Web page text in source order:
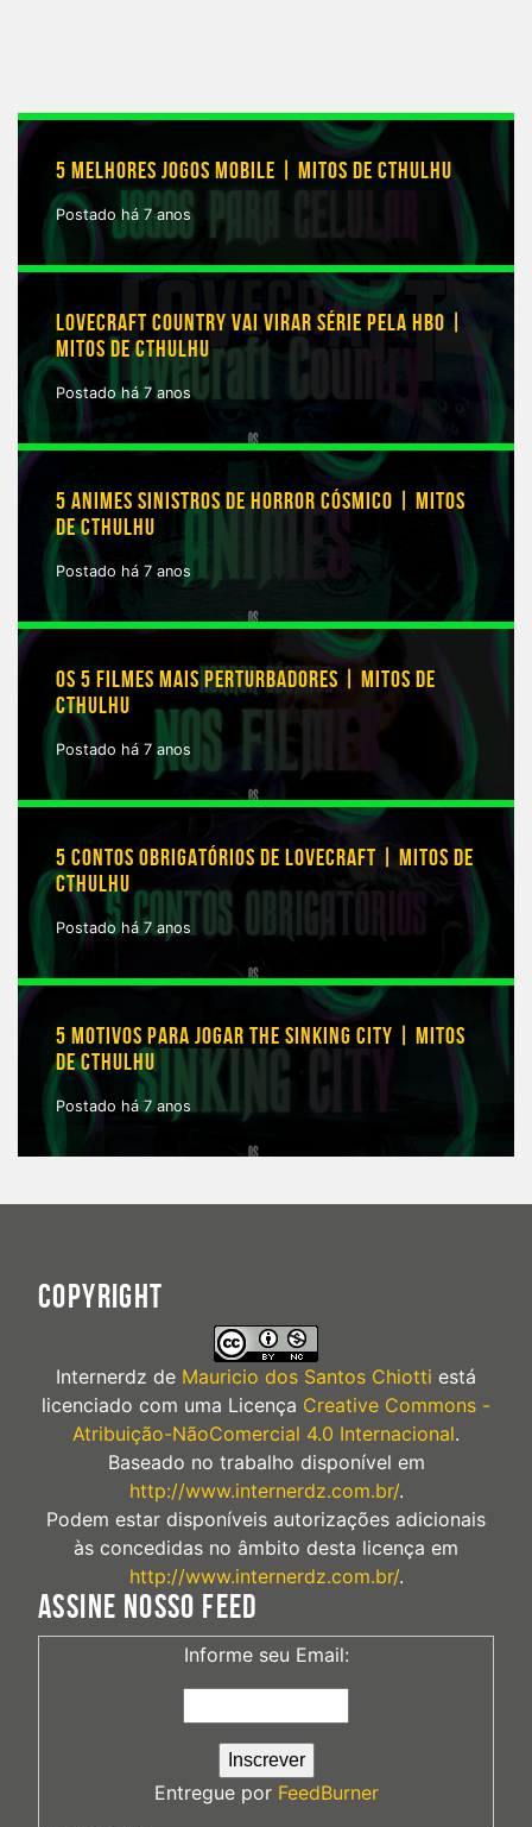
5 MELHORES JOGOS MOBILE | MITOS DE CTHULHU
Postado há 7 anos
LOVECRAFT COUNTRY VAI VIRAR SÉRIE PELA HBO |
MITOS DE CTHULHU
Postado há 7 anos
5 ANIMES SINISTROS DE HORROR CÓSMICO | MITOS
DE CTHULHU
Postado há 7 anos
OS 5 FILMES MAIS PERTURBADORES | MITOS DE
CTHULHU
Postado há 7 anos
5 CONTOS OBRIGATÓRIOS DE LOVECRAFT | MITOS DE
CTHULHU
Postado há 7 anos
5 MOTIVOS PARA JOGAR THE SINKING CITY | MITOS
DE CTHULHU
Postado há 7 anos
COPYRIGHT
Internerdz de Mauricio dos Santos Chiotti está
licenciado com uma Licença Creative Commons -
Atribuição-NãoComercial 4.0 Internacional.
Baseado no trabalho disponível em
http://www.internerdz.com.br/.
Podem estar disponíveis autorizações adicionais
às concedidas no âmbito desta licença em
http://www.internerdz.com.br/.
ASSINE NOSSO FEED
Informe seu Email:
Entregue por FeedBurner